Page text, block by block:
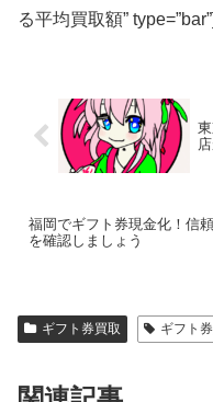
る平均買取額” type=”bar”]
福岡でギフト券現金化！信
を確認しましょう
ギフト券買取 ギフト